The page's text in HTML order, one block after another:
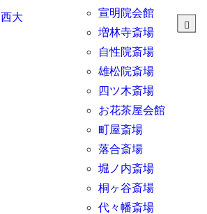
宣明院会館
増林寺斎場
自性院斎場
雄松院斎場
四ツ木斎場
お花茶屋会館
町屋斎場
落合斎場
堀ノ内斎場
桐ヶ谷斎場
代々幡斎場